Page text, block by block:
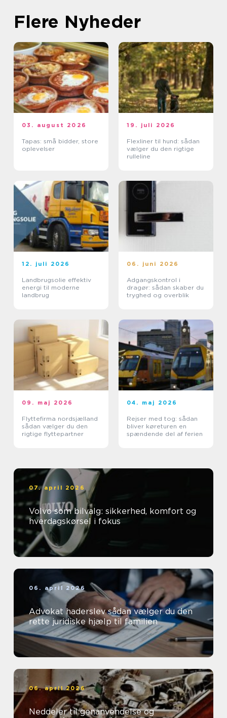
Flere Nyheder
03. august 2026
Tapas: små bidder, store
oplevelser
19. juli 2026
Flexliner til hund: sådan
vælger du den rigtige
rulleline
12. juli 2026
Landbrugsolie effektiv
energi til moderne
landbrug
06. juni 2026
Adgangskontrol i
dragør: sådan skaber du
tryghed og overblik
09. maj 2026
Flyttefirma nordsjælland
sådan vælger du den
rigtige flyttepartner
04. maj 2026
Rejser med tog: sådan
bliver køreturen en
spændende del af ferien
07. april 2026
Volvo som bilvalg: sikkerhed, komfort og
hverdagskørsel i fokus
06. april 2026
Advokat haderslev sådan vælger du den
rette juridiske hjælp til familien
06. april 2026
Neddeler til genanvendelse og